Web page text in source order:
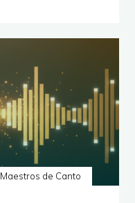
Maestros de Canto